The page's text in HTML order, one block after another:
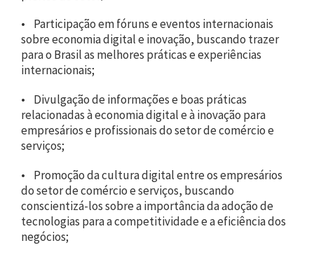
• Participação em fóruns e eventos internacionais
sobre economia digital e inovação, buscando trazer
para o Brasil as melhores práticas e experiências
internacionais;
• Divulgação de informações e boas práticas
relacionadas à economia digital e à inovação para
empresários e profissionais do setor de comércio e
serviços;
• Promoção da cultura digital entre os empresários
do setor de comércio e serviços, buscando
conscientizá-los sobre a importância da adoção de
tecnologias para a competitividade e a eficiência dos
negócios;